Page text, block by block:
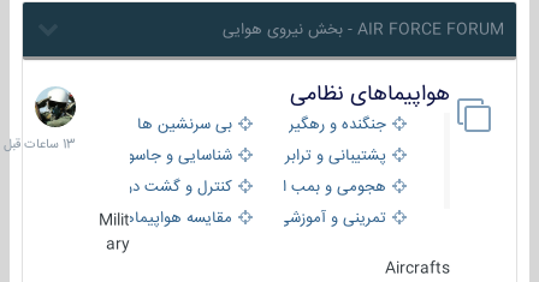
AIR FORCE FORUM - بخش نیروی هوایی
هواپیماهای نظامی
جنگنده و رهگیر
بی سرنشین ها
پشتیبانی و ترابری
شناسایی و جاسوسی
هجومی و بمب افکن
کنترل و گشت دریایی
تمرینی و آموزشی
مقایسه هواپیماهاMilit
ary
Aircrafts
13
ساعات
قبل